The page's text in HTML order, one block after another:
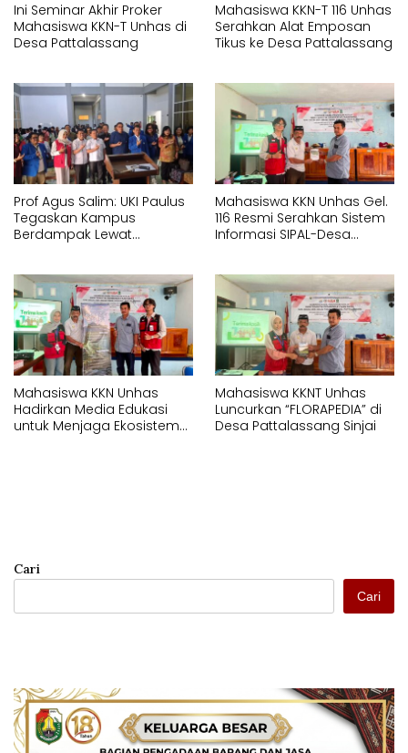
Ini Seminar Akhir Proker
Mahasiswa KKN-T Unhas di
Desa Pattalassang
Mahasiswa KKN-T 116 Unhas
Serahkan Alat Emposan
Tikus ke Desa Pattalassang
Prof Agus Salim: UKI Paulus
Tegaskan Kampus
Berdampak Lewat
Mahasiswa KKN Unhas Gel.
116 Resmi Serahkan Sistem
Informasi SIPAL-Desa
Mahasiswa KKN Unhas
Hadirkan Media Edukasi
untuk Menjaga Ekosistem
Mahasiswa KKNT Unhas
Luncurkan “FLORAPEDIA” di
Desa Pattalassang Sinjai
Cari
Cari